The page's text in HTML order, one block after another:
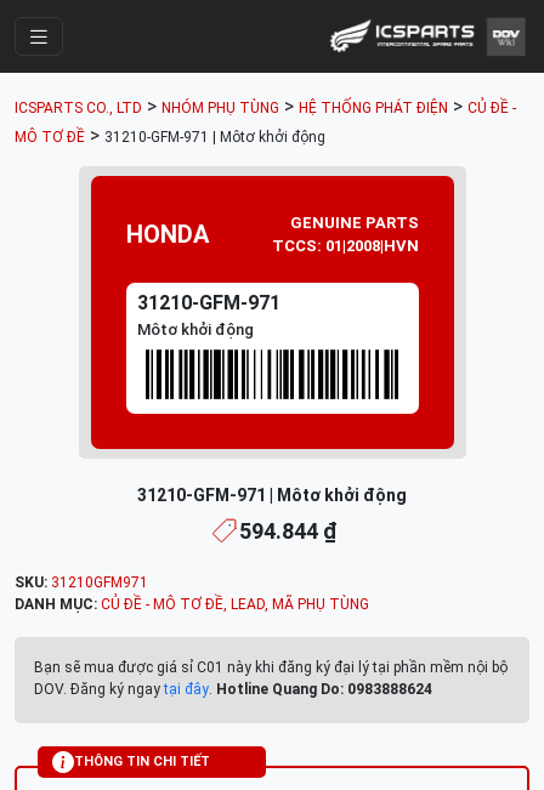
Cửa Hàng
Parts Catalogue
Mã Phụ Tùng
Tài khoản
ICSPARTS CO., LTD > NHÓM PHỤ TÙNG > HỆ THỐNG PHÁT ĐIỆN > CỦ ĐỀ -
MÔ TƠ ĐỀ > 31210-GFM-971 | Môtơ khởi động
HONDA
GENUINE PARTS
TCCS: 01|2008|HVN
31210-GFM-971
Môtơ khởi động
31210-GFM-971 | Môtơ khởi động
594.844 ₫
SKU: 31210GFM971
DANH MỤC: CỦ ĐỀ - MÔ TƠ ĐỀ, LEAD, MÃ PHỤ TÙNG
Bạn sẽ mua được giá sỉ C01 này khi đăng ký đại lý tại phần mềm nội bộ
DOV. Đăng ký ngaytại đây. Hotline Quang Do: 0983888624
THÔNG TIN CHI TIẾT